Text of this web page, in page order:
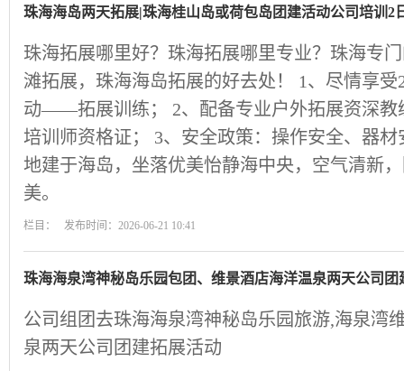
珠海海岛两天拓展|珠海桂山岛或荷包岛团建活动公司培训2
珠海拓展哪里好？珠海拓展哪里专业？珠海专
滩拓展，珠海海岛拓展的好去处！ 1、尽情享
动——拓展训练； 2、配备专业户外拓展资深教
培训师资格证； 3、安全政策：操作安全、器
地建于海岛，坐落优美怡静海中央，空气清新
美。
栏目： 发布时间：2026-06-21 10:41
珠海海泉湾神秘岛乐园包团、维景酒店海洋温泉两天公司团
公司组团去珠海海泉湾神秘岛乐园旅游,海泉湾
泉两天公司团建拓展活动